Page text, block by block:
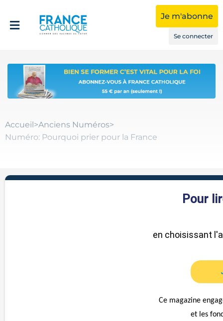
Je m'abonne
Se connecter
Accueil>Anciens Numéros>
Numéro: Pourquoi prier pour la France
Pour
en choisissant
Ce magazine
et les